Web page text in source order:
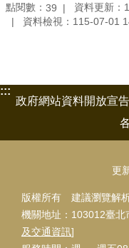
點閱數： 39
資料更新：
資料檢視：115-07-01
:::
政府網站資料開放宣告
更
版權所有 建議瀏覽解
機關地址：103012臺
及交通資訊]